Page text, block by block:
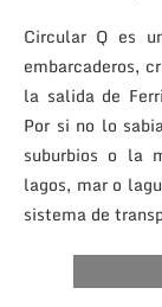
Circular Q es
embarcaderos,
la salida de
Por si no lo
suburbios o la
lagos, mar o
sistema de